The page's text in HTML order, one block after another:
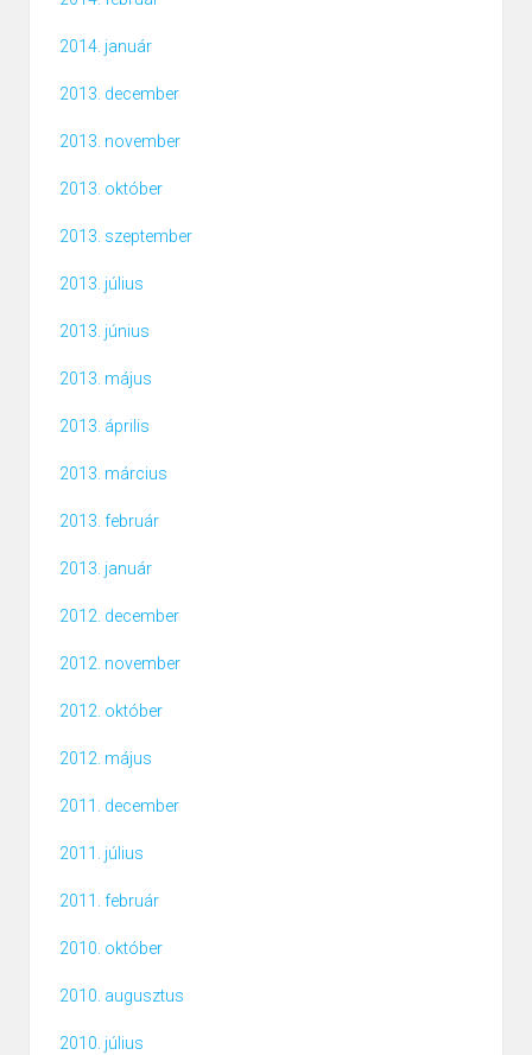
2014. január
2013. december
2013. november
2013. október
2013. szeptember
2013. július
2013. június
2013. május
2013. április
2013. március
2013. február
2013. január
2012. december
2012. november
2012. október
2012. május
2011. december
2011. július
2011. február
2010. október
2010. augusztus
2010. július